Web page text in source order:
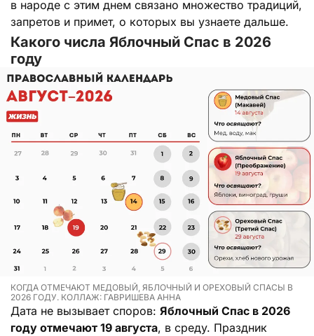
в народе с этим днем связано множество традиций,
запретов и примет, о которых вы узнаете дальше.
Какого числа Яблочный Спас в 2026
году
КОГДА ОТМЕЧАЮТ МЕДОВЫЙ, ЯБЛОЧНЫЙ И ОРЕХОВЫЙ СПАСЫ В
2026 ГОДУ. КОЛЛАЖ: ГАВРИШЕВА АННА
Дата не вызывает споров: Яблочный Спас в 2026
году отмечают 19 августа, в среду. Праздник